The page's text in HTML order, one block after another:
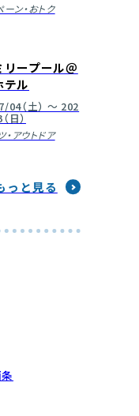
ン・おトク
ープール＠
テル
04（土） ～ 202
日）
アウトドア
っと見る